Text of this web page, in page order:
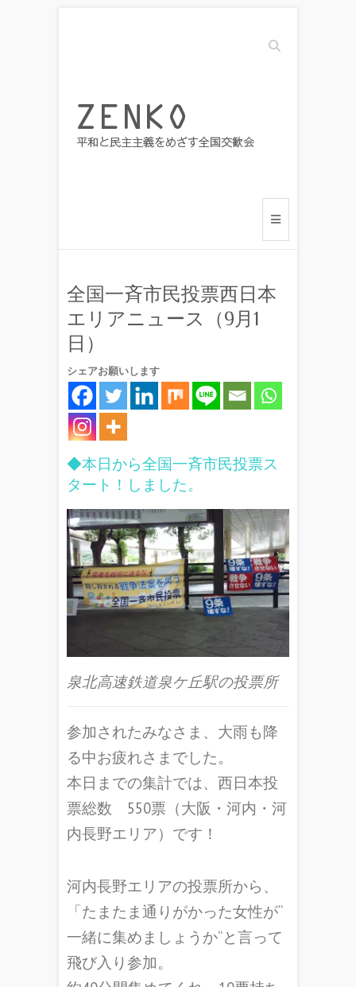
Search
全国一斉市民投票西日本
エリアニュース（9月1
日）
シェアお願いします
◆本日から全国一斉市民投票ス
タート！しました。
泉北高速鉄道泉ケ丘駅の投票所
参加されたみなさま、大雨も降
る中お疲れさまでした。
本日までの集計では、西日本投
票総数 550票（大阪・河内・河
内長野エリア）です！
河内長野エリアの投票所から、
「たまたま通りがかった女性が“
一緒に集めましょうか”と言って
飛び入り参加。